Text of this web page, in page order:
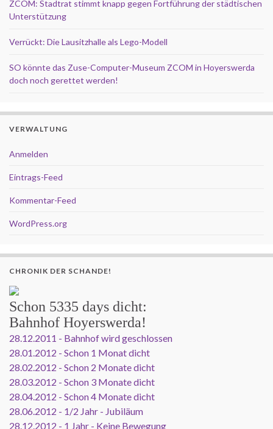
ZCOM: Stadtrat stimmt knapp gegen Fortführung der städtischen
Unterstützung
Verrückt: Die Lausitzhalle als Lego-Modell
SO könnte das Zuse-Computer-Museum ZCOM in Hoyerswerda
doch noch gerettet werden!
VERWALTUNG
Anmelden
Eintrags-Feed
Kommentar-Feed
WordPress.org
CHRONIK DER SCHANDE!
Schon 5335 days dicht:
Bahnhof Hoyerswerda!
28.12.2011 - Bahnhof wird geschlossen
28.01.2012 - Schon 1 Monat dicht
28.02.2012 - Schon 2 Monate dicht
28.03.2012 - Schon 3 Monate dicht
28.04.2012 - Schon 4 Monate dicht
28.06.2012 - 1/2 Jahr - Jubiläum
28.12.2012 - 1 Jahr - Keine Bewegung